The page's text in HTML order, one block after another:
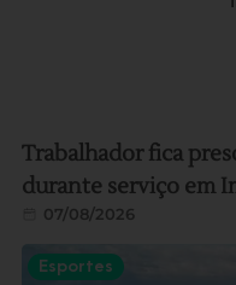
Trabalhador fica
durante serviço em
07/08/2026
Esportes